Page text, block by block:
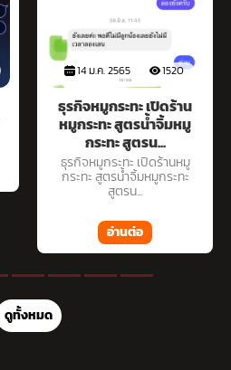
14 ม.ค. 2565 1520
ธุรกิจหมูกระทะ เปิดร้าน
หมูกระทะ สูตรน้ำจิ้มหมู
กระทะ สูตรน...
ธุรกิจหมูกระทะ เปิดร้านหมู
กระทะ สูตรน้ำจิ้มหมูกระทะ
สูตรน...
อ่านต่อ
ดูทั้งหมด